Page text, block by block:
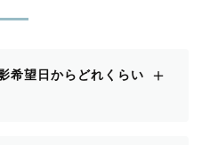
ーをおりさんにお願いで
希望日からどれくらい
＋